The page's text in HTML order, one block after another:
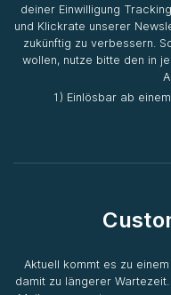
deiner Einwilligung
und Klickrate unserer
zukünftig zu verbessern.
wollen, nutze bitte den in
1) Einlösbar ab
Aktuell kommt es zu
damit zu längerer